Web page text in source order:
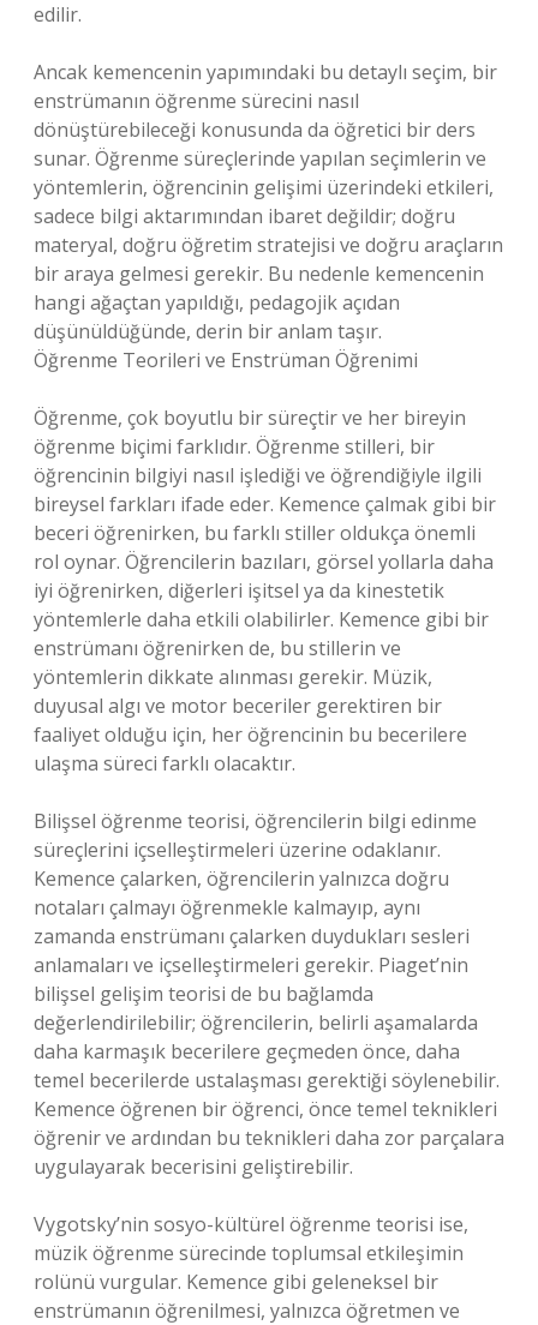
edilir.
Ancak kemencenin yapımındaki bu detaylı seçim, bir
enstrümanın öğrenme sürecini nasıl
dönüştürebileceği konusunda da öğretici bir ders
sunar. Öğrenme süreçlerinde yapılan seçimlerin ve
yöntemlerin, öğrencinin gelişimi üzerindeki etkileri,
sadece bilgi aktarımından ibaret değildir; doğru
materyal, doğru öğretim stratejisi ve doğru araçların
bir araya gelmesi gerekir. Bu nedenle kemencenin
hangi ağaçtan yapıldığı, pedagojik açıdan
düşünüldüğünde, derin bir anlam taşır.
Öğrenme Teorileri ve Enstrüman Öğrenimi
Öğrenme, çok boyutlu bir süreçtir ve her bireyin
öğrenme biçimi farklıdır. Öğrenme stilleri, bir
öğrencinin bilgiyi nasıl işlediği ve öğrendiğiyle ilgili
bireysel farkları ifade eder. Kemence çalmak gibi bir
beceri öğrenirken, bu farklı stiller oldukça önemli
rol oynar. Öğrencilerin bazıları, görsel yollarla daha
iyi öğrenirken, diğerleri işitsel ya da kinestetik
yöntemlerle daha etkili olabilirler. Kemence gibi bir
enstrümanı öğrenirken de, bu stillerin ve
yöntemlerin dikkate alınması gerekir. Müzik,
duyusal algı ve motor beceriler gerektiren bir
faaliyet olduğu için, her öğrencinin bu becerilere
ulaşma süreci farklı olacaktır.
Bilişsel öğrenme teorisi, öğrencilerin bilgi edinme
süreçlerini içselleştirmeleri üzerine odaklanır.
Kemence çalarken, öğrencilerin yalnızca doğru
notaları çalmayı öğrenmekle kalmayıp, aynı
zamanda enstrümanı çalarken duydukları sesleri
anlamaları ve içselleştirmeleri gerekir. Piaget’nin
bilişsel gelişim teorisi de bu bağlamda
değerlendirilebilir; öğrencilerin, belirli aşamalarda
daha karmaşık becerilere geçmeden önce, daha
temel becerilerde ustalaşması gerektiği söylenebilir.
Kemence öğrenen bir öğrenci, önce temel teknikleri
öğrenir ve ardından bu teknikleri daha zor parçalara
uygulayarak becerisini geliştirebilir.
Vygotsky’nin sosyo-kültürel öğrenme teorisi ise,
müzik öğrenme sürecinde toplumsal etkileşimin
rolünü vurgular. Kemence gibi geleneksel bir
enstrümanın öğrenilmesi, yalnızca öğretmen ve